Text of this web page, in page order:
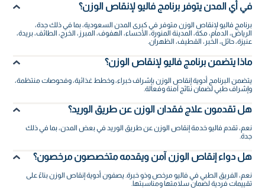
في أي المدن يتوفر برنامج فاليو لإنقاص الوزن؟
برنامج فاليو لإنقاص الوزن متوفر في كبرى المدن السعودية، بما في ذلك جدة،
الرياض، الدمام، مكة، المدينة المنورة، الأحساء، الهفوف، المبرز، الخرج، الطائف، بريدة،
عنيزة، حائل، الخبر، القطيف، الظهران.
ماذا يتضمن برنامج فاليو لإنقاص الوزن؟
يتضمن البرنامج أدوية إنقاص الوزن بإشراف خبراء، وخطط غذائية، وفحوصات منتظمة،
وإشراف طبي لضمان نتائج آمنة وفعالة.
هل تقدمون علاج فقدان الوزن عن طريق الوريد؟
نعم، تقدم فاليو خدمة إنقاص الوزن عن طريق الوريد في بعض المدن، بما في ذلك
جدة.
هل دواء إنقاص الوزن آمن ويقدمه متخصصون مرخصون؟
نعم، الفريق الطبي في فاليو مرخص وذو خبرة. يصفون أدوية إنقاص الوزن بناءً على
تقييمات فردية لضمان سلامتها ومناسبتها.